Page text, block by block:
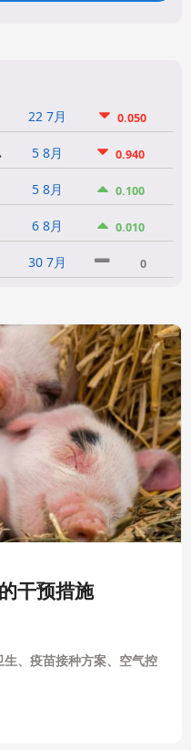
22 7月 0.050
州 5 8月 0.940
5 8月 0.100
6 8月 0.010
30 7月 0
干预措施
、疫苗接种方案、空气控